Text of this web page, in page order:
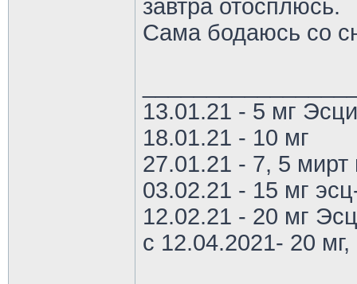
завтра отосплюсь.
Сама бодаюсь со
13.01.21 - 5 мг
18.01.21 - 10 мг
27.01.21 - 7, 5 мирт
03.02.21 - 15 мг
12.02.21 - 20 мг
с 12.04.2021- 20 мг,